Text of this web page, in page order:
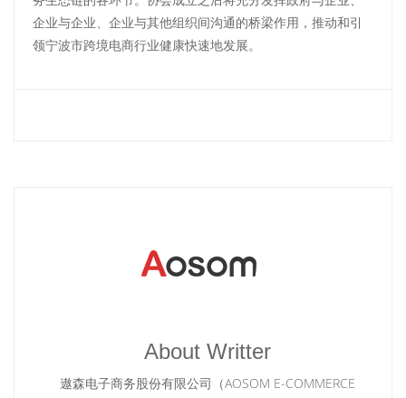
企业与企业、企业与其他组织间沟通的桥梁作用，推动和引
领宁波市跨境电商行业健康快速地发展。
About Writter
遨森电子商务股份有限公司（AOSOM E-COMMERCE